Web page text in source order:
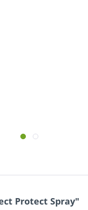
Protect Spray"